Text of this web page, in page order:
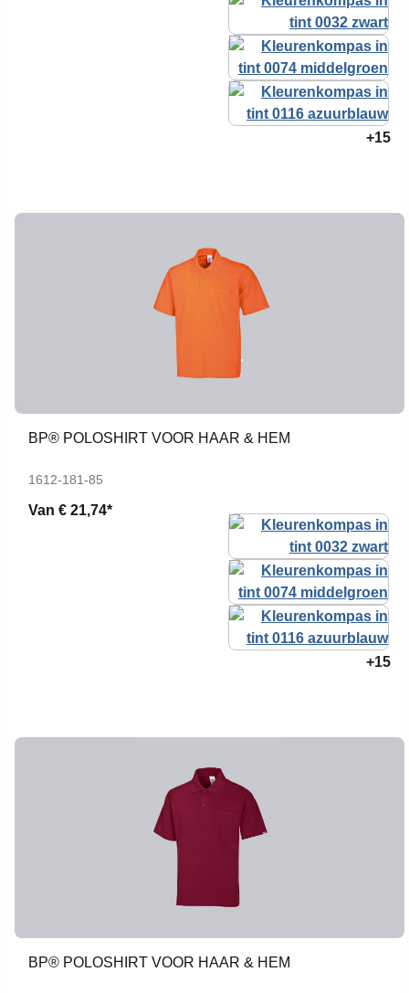
+15
BP® POLOSHIRT VOOR HAAR & HEM
1612-181-85
Van € 21,74*
+15
BP® POLOSHIRT VOOR HAAR & HEM